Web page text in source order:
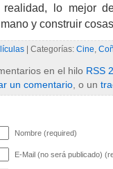
realidad, lo mejor
y construir
| Categorías: Cine,
en el hilo RSS
un comentario , o un
Nombre (required)
E-Mail (no será publicado)